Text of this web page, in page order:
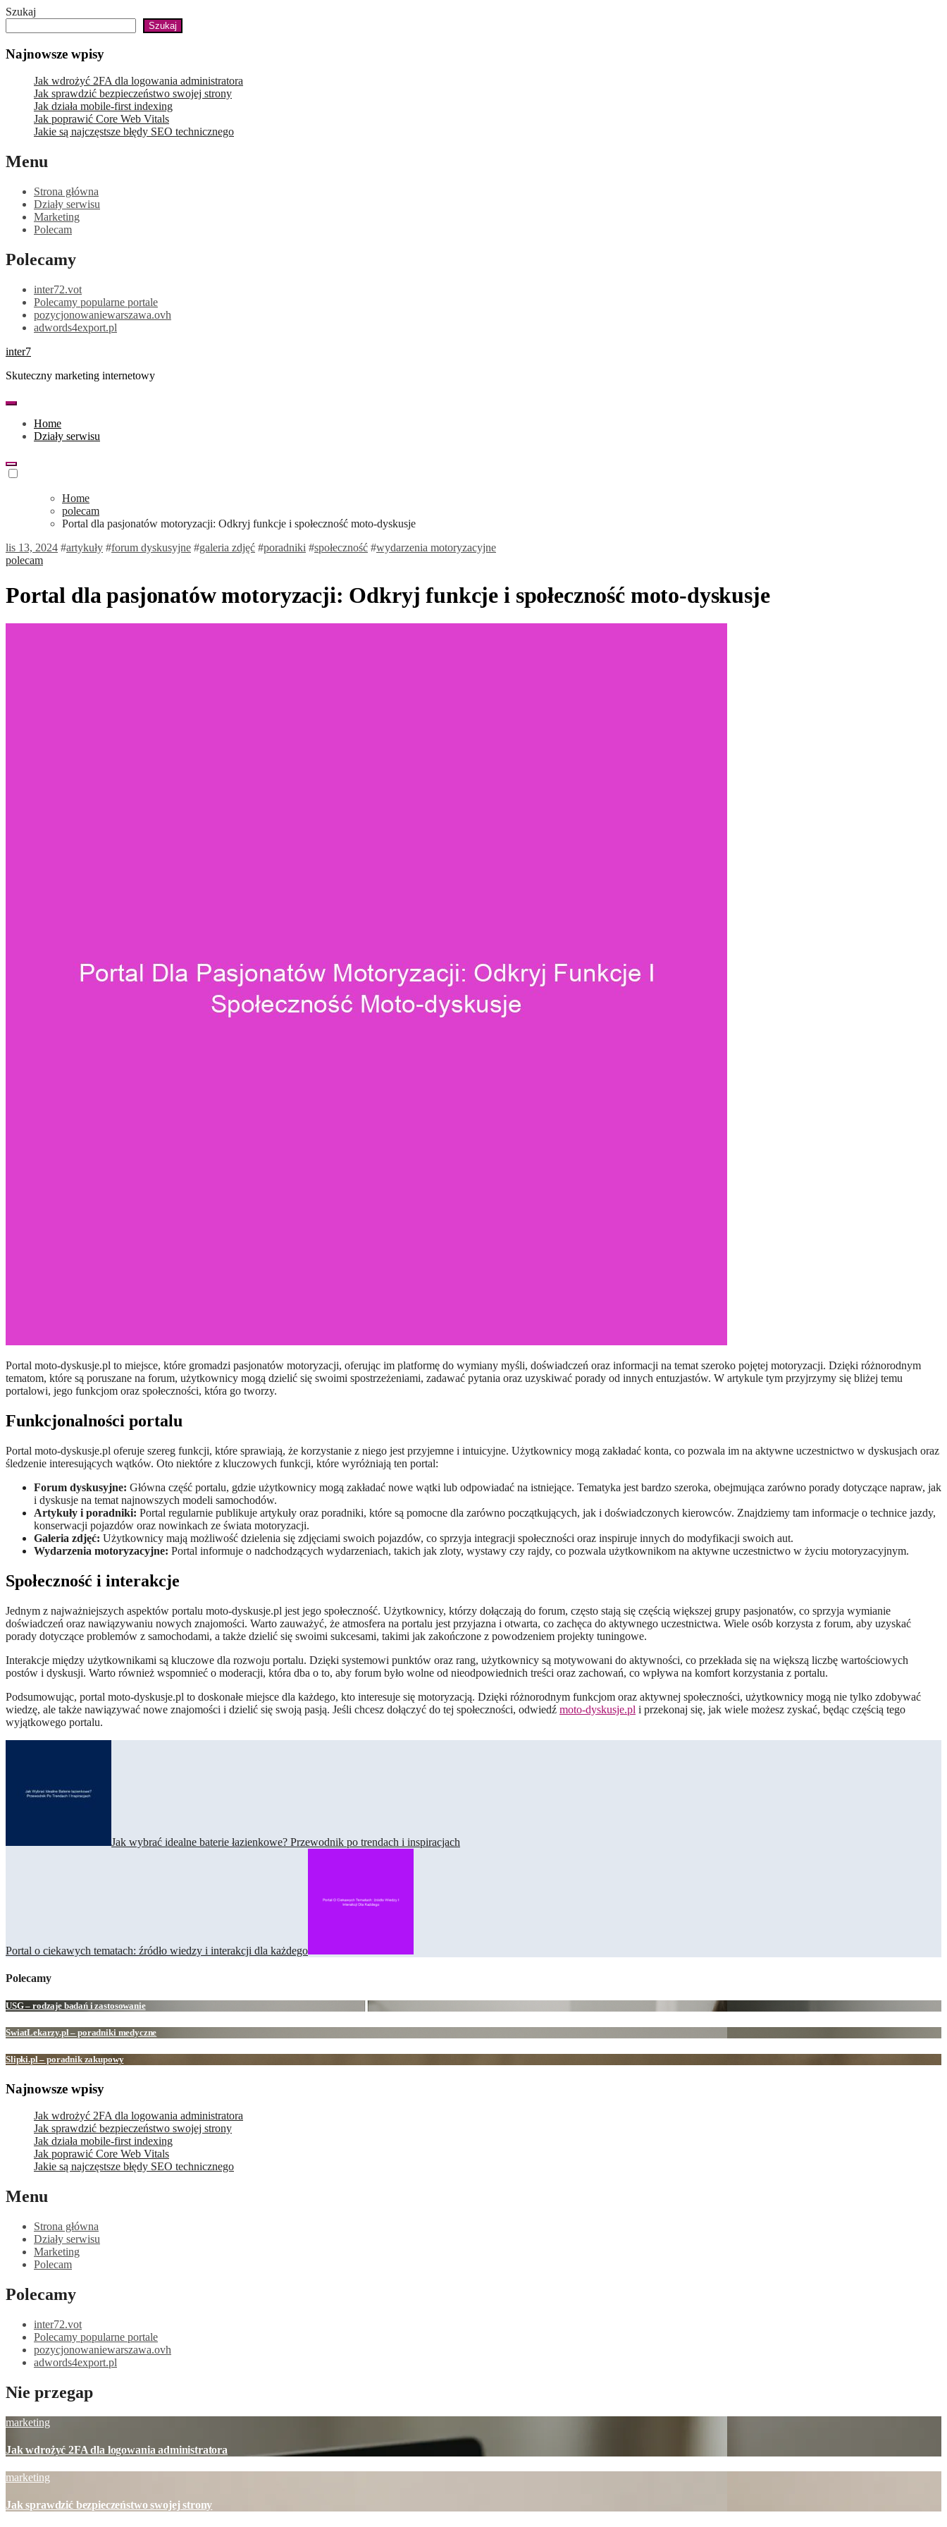
Skip
content
Szukaj
Szukaj
Najnowsze wpisy
Jak wdrożyć 2FA dla logowania administratora
Jak sprawdzić bezpieczeństwo swojej strony
Jak działa mobile-first indexing
Jak poprawić Core Web Vitals
Jakie są najczęstsze błędy SEO technicznego
Menu
Strona główna
Działy serwisu
Marketing
Polecam
Polecamy
inter72.vot
Polecamy popularne portale
pozycjonowaniewarszawa.ovh
adwords4export.pl
inter7
Skuteczny marketing internetowy
Home
Działy serwisu
Home
polecam
Portal dla pasjonatów motoryzacji: Odkryj funkcje i społeczność moto-dyskusje
lis 13, 2024 #artykuły #forum dyskusyjne #galeria zdjęć #poradniki #społeczność #wydarzenia motoryzacyjne
polecam
Portal dla pasjonatów motoryzacji: Odkryj funkcje i społeczność moto-dyskusje
Portal moto-dyskusje.pl to miejsce, które gromadzi pasjonatów motoryzacji, oferując im platformę do wymiany myśli, doświadczeń oraz informacji na temat szeroko pojętej motoryzacji. Dzięki różnorodnym
tematom, które są poruszane na forum, użytkownicy mogą dzielić się swoimi spostrzeżeniami, zadawać pytania oraz uzyskiwać porady od innych entuzjastów. W artykule tym przyjrzymy się bliżej temu
portalowi, jego funkcjom oraz społeczności, która go tworzy.
Funkcjonalności portalu
Portal moto-dyskusje.pl oferuje szereg funkcji, które sprawiają, że korzystanie z niego jest przyjemne i intuicyjne. Użytkownicy mogą zakładać konta, co pozwala im na aktywne uczestnictwo w dyskusjach oraz
śledzenie interesujących wątków. Oto niektóre z kluczowych funkcji, które wyróżniają ten portal:
Forum dyskusyjne: Główna część portalu, gdzie użytkownicy mogą zakładać nowe wątki lub odpowiadać na istniejące. Tematyka jest bardzo szeroka, obejmująca zarówno porady dotyczące napraw, jak
i dyskusje na temat najnowszych modeli samochodów.
Artykuły i poradniki: Portal regularnie publikuje artykuły oraz poradniki, które są pomocne dla zarówno początkujących, jak i doświadczonych kierowców. Znajdziemy tam informacje o technice jazdy,
konserwacji pojazdów oraz nowinkach ze świata motoryzacji.
Galeria zdjęć: Użytkownicy mają możliwość dzielenia się zdjęciami swoich pojazdów, co sprzyja integracji społeczności oraz inspiruje innych do modyfikacji swoich aut.
Wydarzenia motoryzacyjne: Portal informuje o nadchodzących wydarzeniach, takich jak zloty, wystawy czy rajdy, co pozwala użytkownikom na aktywne uczestnictwo w życiu motoryzacyjnym.
Społeczność i interakcje
Jednym z najważniejszych aspektów portalu moto-dyskusje.pl jest jego społeczność. Użytkownicy, którzy dołączają do forum, często stają się częścią większej grupy pasjonatów, co sprzyja wymianie
doświadczeń oraz nawiązywaniu nowych znajomości. Warto zauważyć, że atmosfera na portalu jest przyjazna i otwarta, co zachęca do aktywnego uczestnictwa. Wiele osób korzysta z forum, aby uzyskać
porady dotyczące problemów z samochodami, a także dzielić się swoimi sukcesami, takimi jak zakończone z powodzeniem projekty tuningowe.
Interakcje między użytkownikami są kluczowe dla rozwoju portalu. Dzięki systemowi punktów oraz rang, użytkownicy są motywowani do aktywności, co przekłada się na większą liczbę wartościowych
postów i dyskusji. Warto również wspomnieć o moderacji, która dba o to, aby forum było wolne od nieodpowiednich treści oraz zachowań, co wpływa na komfort korzystania z portalu.
Podsumowując, portal moto-dyskusje.pl to doskonałe miejsce dla każdego, kto interesuje się motoryzacją. Dzięki różnorodnym funkcjom oraz aktywnej społeczności, użytkownicy mogą nie tylko zdobywać
wiedzę, ale także nawiązywać nowe znajomości i dzielić się swoją pasją. Jeśli chcesz dołączyć do tej społeczności, odwiedź moto-dyskusje.pl i przekonaj się, jak wiele możesz zyskać, będąc częścią tego
wyjątkowego portalu.
Jak wybrać idealne baterie łazienkowe? Przewodnik po trendach i inspiracjach
Portal o ciekawych tematach: źródło wiedzy i interakcji dla każdego
Polecamy
USG – rodzaje badań i zastosowanie
SwiatLekarzy.pl – poradniki medyczne
Slipki.pl – poradnik zakupowy
Najnowsze wpisy
Jak wdrożyć 2FA dla logowania administratora
Jak sprawdzić bezpieczeństwo swojej strony
Jak działa mobile-first indexing
Jak poprawić Core Web Vitals
Jakie są najczęstsze błędy SEO technicznego
Menu
Strona główna
Działy serwisu
Marketing
Polecam
Polecamy
inter72.vot
Polecamy popularne portale
pozycjonowaniewarszawa.ovh
adwords4export.pl
Nie przegap
marketing
Jak wdrożyć 2FA dla logowania administratora
marketing
Jak sprawdzić bezpieczeństwo swojej strony